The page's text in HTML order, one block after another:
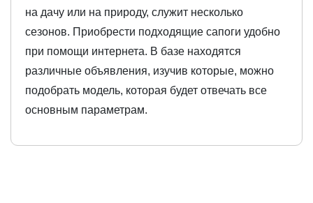
на дачу или на природу, служит несколько
сезонов. Приобрести подходящие сапоги удобно
при помощи интернета. В базе находятся
различные объявления, изучив которые, можно
подобрать модель, которая будет отвечать все
основным параметрам.